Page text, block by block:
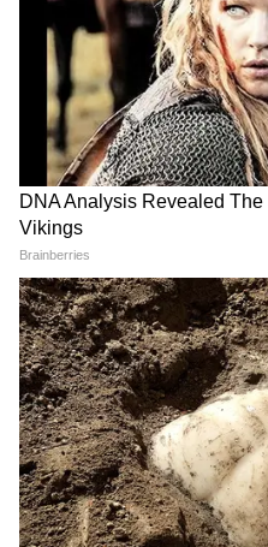
RECOMMENDED STORIES
Pradeep Rawat: মৃত্যুর আগে
কোন ছবিতে শেষ অভিনয়
করেছিলেন 'গজনী' প্রদীপ
রাওয়াত